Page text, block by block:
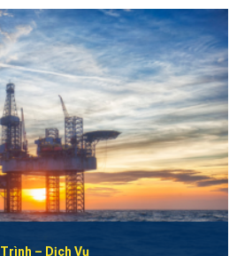
có lực lượng Sỹ Quan Thuyền viên
môn, kinh nghiệm để phục vụ trên
chở Hàng lỏng theo từng nhu cầu
– Dịch Vụ